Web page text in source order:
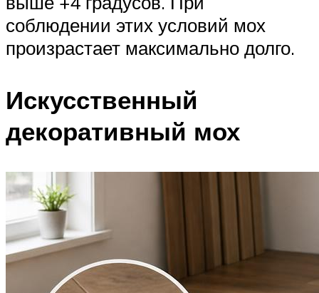
соблюдении этих условий мох
произрастает максимально долго.
Искусственный
декоративный мох